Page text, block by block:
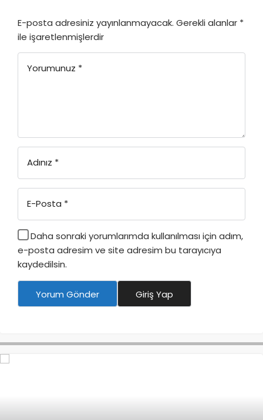
E-posta adresiniz yayınlanmayacak. Gerekli alanlar *
ile işaretlenmişlerdir
Yorumunuz *
Adınız *
E-Posta *
Daha sonraki yorumlarımda kullanılması için adım,
e-posta adresim ve site adresim bu tarayıcıya
kaydedilsin.
Yorum Gönder Giriş Yap